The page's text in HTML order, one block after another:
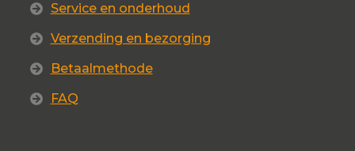
Service en onderhoud
Verzending en bezorging
Betaalmethode
FAQ